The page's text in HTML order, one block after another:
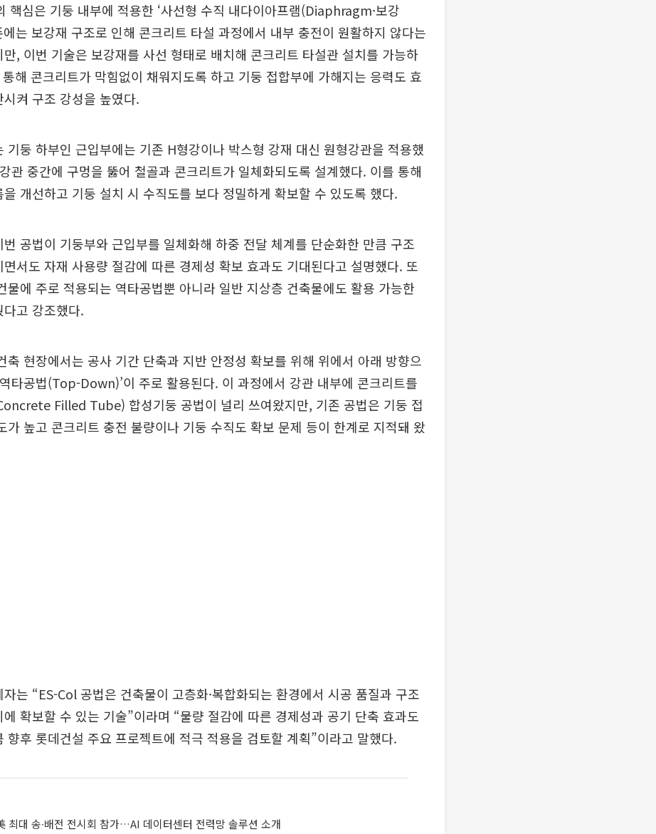
핵심은 기둥 내부에 적용한 ‘사선형 수직 내다이아프램(Diaphragm·보강
에는 보강재 구조로 인해 콘크리트 타설 과정에서 내부 충전이 원활하지 않다는
만, 이번 기술은 보강재를 사선 형태로 배치해 콘크리트 타설관 설치를 가능하
해 콘크리트가 막힘없이 채워지도록 하고 기둥 접합부에 가해지는 응력도 효
켜 구조 강성을 높였다.
기둥 하부인 근입부에는 기존 H형강이나 박스형 강재 대신 원형강관을 적용했
관 중간에 구멍을 뚫어 철골과 콘크리트가 일체화되도록 설계했다. 이를 통해
을 개선하고 기둥 설치 시 수직도를 보다 정밀하게 확보할 수 있도록 했다.
공법이 기둥부와 근입부를 일체화해 하중 전달 체계를 단순화한 만큼 구조
면서도 자재 사용량 절감에 따른 경제성 확보 효과도 기대된다고 설명했다. 또
물에 주로 적용되는 역타공법뿐 아니라 일반 지상층 건축물에도 활용 가능한
고 강조했다.
축 현장에서는 공사 기간 단축과 지반 안정성 확보를 위해 위에서 아래 방향으
타공법(Top-Down)’이 주로 활용된다. 이 과정에서 강관 내부에 콘크리트를
Filled Tube) 합성기둥 공법이 널리 쓰여왔지만, 기존 공법은 기둥 접
가 높고 콘크리트 충전 불량이나 기둥 수직도 확보 문제 등이 한계로 지적돼 왔
는 “ES-Col 공법은 건축물이 고층화·복합화되는 환경에서 시공 품질과 구조
확보할 수 있는 기술”이라며 “물량 절감에 따른 경제성과 공기 단축 효과도
향후 롯데건설 주요 프로젝트에 적극 적용을 검토할 계획”이라고 말했다.
최대 송∙배전 전시회 참가…AI 데이터센터 전력망 솔루션 소개